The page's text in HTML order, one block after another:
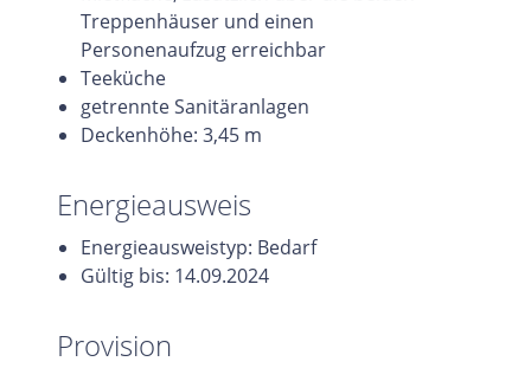
Treppenhäuser und einen
Personenaufzug erreichbar
Teeküche
getrennte Sanitäranlagen
Deckenhöhe: 3,45 m
Energieausweis
Energieausweistyp: Bedarf
Gültig bis: 14.09.2024
Provision